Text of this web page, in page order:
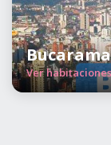
Ver